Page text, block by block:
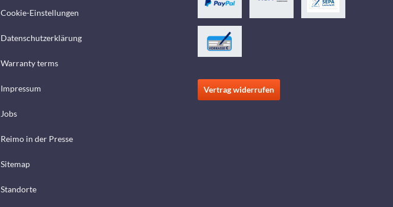
Cookie-Einstellungen
Datenschutzerklärung
Warranty terms
Impressum
Jobs
Reimo in der Presse
Sitemap
Standorte
Vertrag widerrufen